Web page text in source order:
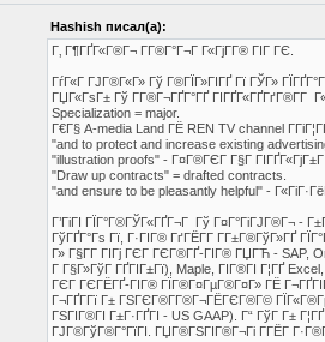
Hashish писал(а):
Г‚ Г¶ГҐГ«Г®Г¬ Г­Г®Г°Г¬Г Г«ГјГ­Г® ГІГ ГЄ.
ГѓГ«Г ГЈГ®Г«Г» Гў Г®ГЇГ»ГІГҐ Гї ГЎГ»
ГЏГ«ГѕГ± Гў Г­Г®Г¬ГҐГ°ГҐ ГІГҐГ«ГҐГґГ®Г­Г
Specialization = major.
Г€Г§ A-media Land ГЁ REN TV channel
"and to protect and increase existing
"illustration proofs" - Г¤Г®ГЄГ Г§Г
"Draw up contracts" = drafted contracts.
"and ensure to be pleasantly helpful" -
Г’ГіГІ ГЇГ°Г®ГЎГ«ГҐГ¬Г Гў Г¤Г°ГіГЈГ®Г¬ -
ГўГҐГ°Гѕ Гї, Г·ГІГ® ГґГЁГ­Г Г­Г±Г®ГўГ»ГҐ
Г» Г§Г­Г ГІГј ГЄГ ГЄГ®ГҐ-ГІГ® ГЏГЋ - SAP,
Г Г§Г»ГўГ ГҐГІГ±Гї), Maple, ГІГ®ГІ Г¦ГҐ
ГЄГ ГЄГЁГҐ-ГІГ® ГЇГ®Г¤ГµГ®Г¤Г» ГЁ
Г¬ГҐГ­Гї Г± ГЅГЄГ®Г­Г®Г¬ГЁГЄГ®Г©
ГЅГІГ®ГІ Г±Г·ГҐГІ - US GAAP). Г“ ГўГ Г±
ГЈГ®ГўГ®Г°ГїГІ. ГЏГ®ГЅГІГ®Г¬Гі Г­ГЁГ